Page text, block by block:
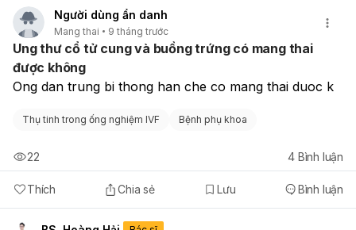
Người dùng ẩn danh
Mang thai 9 tháng trước
Ung thư cổ tử cung và buồng trứng có mang thai
được không
Ong dan trung bi thong han che co mang thai duoc k
Thụ tinh trong ống nghiệm IVF Bệnh phụ khoa
Thích Chia sẻ Lưu Bình luận
22 4 Bình luận